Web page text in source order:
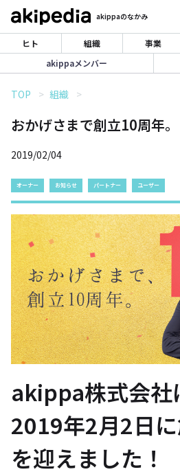
akippaのなかみ
ヒト 組織 事業
akippaメンバー
TOP 組織
おかげさまで創立10周年。
2019/02/04
オーナー お知らせ パートナー ユーザー
akippa株式会社
2019年2月2日
を迎えました！